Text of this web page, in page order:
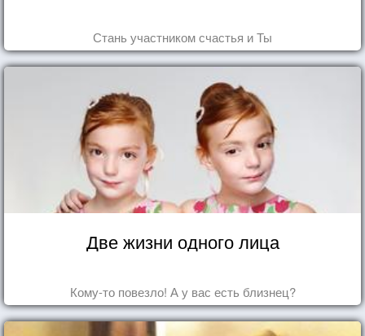
Стань участником счастья и Ты
Две жизни одного лица
Кому-то повезло! А у вас есть близнец?